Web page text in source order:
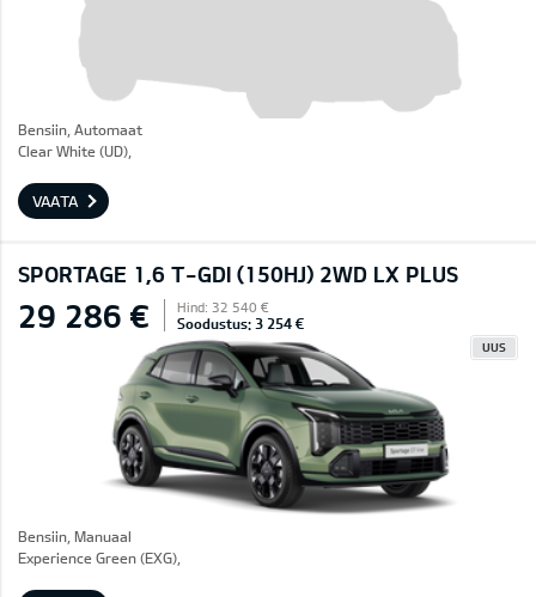
Bensiin, Automaat
Clear White (UD),
VAATA
SPORTAGE 1,6 T-GDI (150HJ) 2WD LX PLUS
29 286 € Hind: 32 540 €
Soodustus: 3 254 €
UUS
Bensiin, Manuaal
Experience Green (EXG),